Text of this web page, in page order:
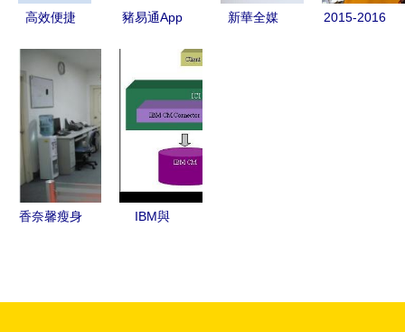
高效便捷
信息查詢與
咨詢服務全
解析
豬易通App
與使用指南
河東軟件園
提供信息咨
詢服務
新華全媒
2015-2016
香奈馨瘦身
IBM與